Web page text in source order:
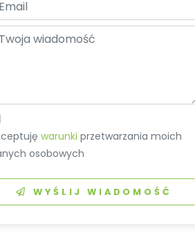
warunki przetwarzania moich
osobowych
WYŚLIJ WIADOMOŚĆ